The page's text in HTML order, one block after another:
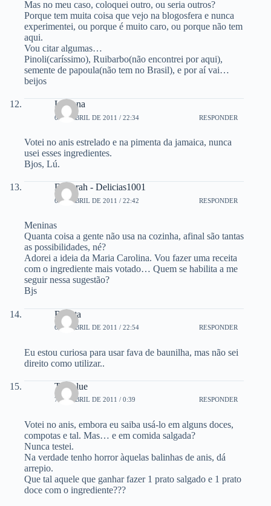
Mas no meu caso, coloquei outro, ou seria outros?
Porque tem muita coisa que vejo na blogosfera e nunca
experimentei, ou porque é muito caro, ou porque não tem
aqui.
Vou citar algumas…
Pinoli(caríssimo), Ruibarbo(não encontrei por aqui),
semente de papoula(não tem no Brasil), e por aí vai…
beijos
Luciana
6 DE ABRIL DE 2011 / 22:34 RESPONDER
Votei no anis estrelado e na pimenta da jamaica, nunca
usei esses ingredientes.
Bjos, Lú.
Deborah - Delicias1001
6 DE ABRIL DE 2011 / 22:42 RESPONDER
Meninas
Quanta coisa a gente não usa na cozinha, afinal são tantas
as possibilidades, né?
Adorei a ideia da Maria Carolina. Vou fazer uma receita
com o ingrediente mais votado… Quem se habilita a me
seguir nessa sugestão?
Bjs
Renata
6 DE ABRIL DE 2011 / 22:54 RESPONDER
Eu estou curiosa para usar fava de baunilha, mas não sei
direito como utilizar..
Tati blue
7 DE ABRIL DE 2011 / 0:39 RESPONDER
Votei no anis, embora eu saiba usá-lo em alguns doces,
compotas e tal. Mas… e em comida salgada?
Nunca testei.
Na verdade tenho horror àquelas balinhas de anis, dá
arrepio.
Que tal aquele que ganhar fazer 1 prato salgado e 1 prato
doce com o ingrediente???